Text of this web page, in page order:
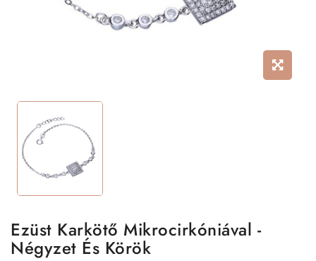
Ezüst Karkötő Mikrocirkóniával -
Négyzet És Körök